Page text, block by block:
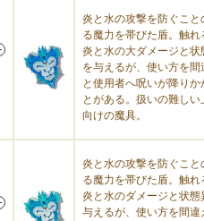
炎と水の攻撃を防ぐこと
る魔力を帯びた盾。触れ
炎と水の大ダメージと状
を与えるが、使い方を間
と使用者へ呪いが降りか
とがある。扱いの難しい
向けの魔具。
炎と水の攻撃を防ぐこと
る魔力を帯びた盾。触れ
炎と水のダメージと状態
与えるが、使い方を間違